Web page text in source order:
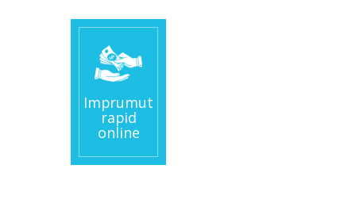
Imprumut
rapid
online